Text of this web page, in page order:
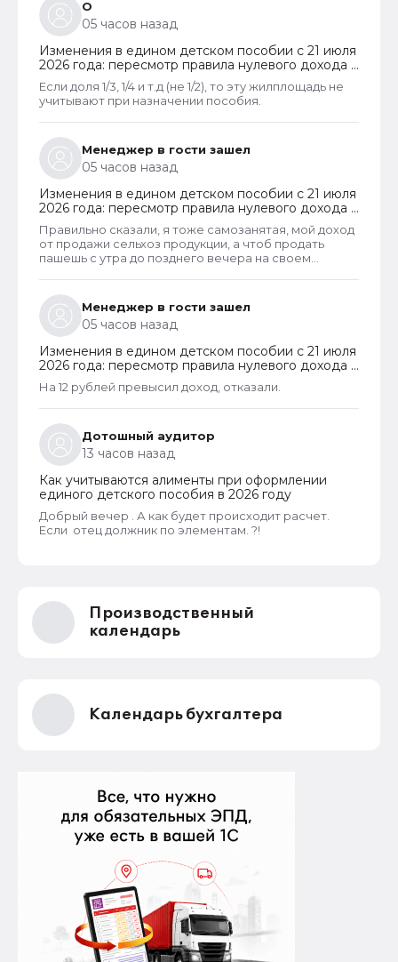
О
05 часов назад
Изменения в едином детском пособии с 21 июля
2026 года: пересмотр правила нулевого дохода и
новый порядок оформления пособий по месту
пребывания
Если доля 1/3, 1/4 и т.д (не 1/2), то эту жилплощадь не
учитывают при назначении пособия.
Менеджер в гости зашел
05 часов назад
Изменения в едином детском пособии с 21 июля
2026 года: пересмотр правила нулевого дохода и
новый порядок оформления пособий по месту
пребывания
Правильно сказали, я тоже самозанятая, мой доход
от продажи сельхоз продукции, а чтоб продать
пашешь с утра до позднего вечера на своем
Менеджер в гости зашел
05 часов назад
Изменения в едином детском пособии с 21 июля
2026 года: пересмотр правила нулевого дохода и
новый порядок оформления пособий по месту
пребывания
На 12 рублей превысил доход, отказали.
Дотошный аудитор
13 часов назад
Как учитываются алименты при оформлении
единого детского пособия в 2026 году
Добрый вечер . А как будет происходит расчет.
Если отец должник по элементам. ?!
Производственный
календарь
Календарь бухгалтера